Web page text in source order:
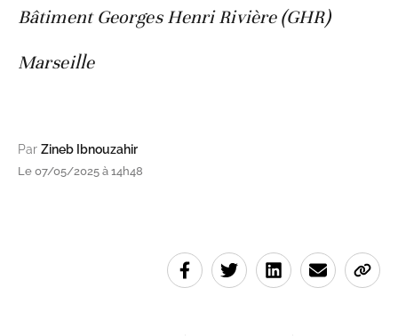
Bâtiment Georges Henri Rivière (GHR)
Marseille
Par Zineb Ibnouzahir
Le 07/05/2025 à 14h48